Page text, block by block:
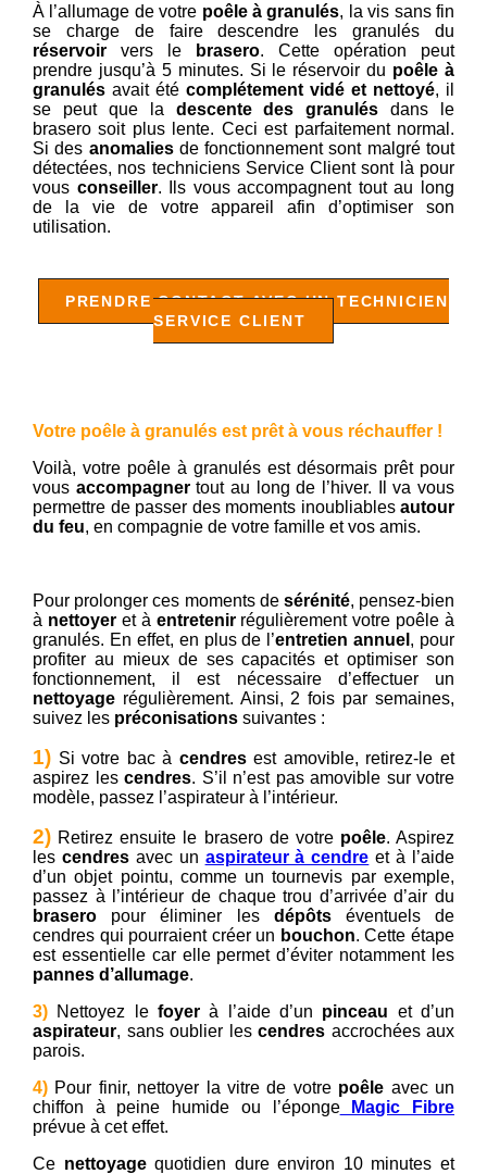
À l’allumage de votre poêle à granulés, la vis sans fin
se charge de faire descendre les granulés du
réservoir vers le brasero. Cette opération peut
prendre jusqu’à 5 minutes. Si le réservoir du poêle à
granulés avait été complétement vidé et nettoyé, il
se peut que la descente des granulés dans le
brasero soit plus lente. Ceci est parfaitement normal.
Si des anomaliesde fonctionnement sont malgré tout
détectées, nos techniciens Service Client sont là pour
vous conseiller. Ils vous accompagnent tout au long
de la vie de votre appareil afin d’optimiser son
utilisation.
PRENDRE CONTACT AVEC UN TECHNICIEN
SERVICE CLIENT
Votre poêle à granulés est prêt à vous réchauffer !
Voilà, votre poêle à granulés est désormais prêt pour
vous accompagnertout au long de l’hiver. Il va vous
permettre de passer des moments inoubliables autour
du feu, en compagnie de votre famille et vos amis.
Pour prolonger ces moments de sérénité, pensez-bien
à nettoyer et à entretenirrégulièrement votre poêle à
granulés. En effet, en plus de l’entretien annuel , pour
profiter au mieux de ses capacités et optimiser son
fonctionnement, il est nécessaire d’effectuer un
nettoyage régulièrement. Ainsi, 2 fois par semaines,
suivez les préconisations suivantes :
1) Si votre bac à cendresest amovible, retirez-le et
aspirez les cendres. S’il n’est pas amovible sur votre
modèle, passez l’aspirateur à l’intérieur.
2) Retirez ensuite le brasero de votre poêle. Aspirez
les cendresavec un aspirateur à cendre et à l’aide
d’un objet pointu, comme un tournevis par exemple,
passez à l’intérieur de chaque trou d’arrivée d’air du
brasero pour éliminer les dépôtséventuels de
cendres qui pourraient créer un bouchon. Cette étape
est essentielle car elle permet d’éviter notamment les
pannes d’allumage.
3) Nettoyez le foyer à l’aide d’un pinceau et d’un
aspirateur, sans oublier les cendres accrochées aux
parois.
4) Pour finir, nettoyer la vitre de votre poêle avec un
chiffon à peine humide ou l’épongeMagic Fibre
prévue à cet effet.
Ce nettoyagequotidien dure environ 10 minutes et